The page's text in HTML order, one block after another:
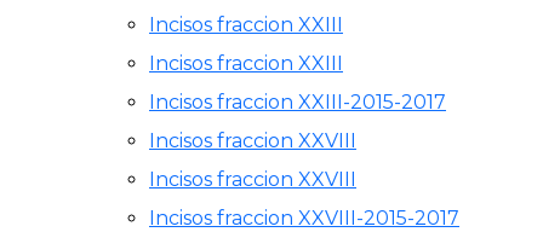
Incisos fraccion XXIII
Incisos fraccion XXIII
Incisos fraccion XXIII-2015-2017
Incisos fraccion XXVIII
Incisos fraccion XXVIII
Incisos fraccion XXVIII-2015-2017